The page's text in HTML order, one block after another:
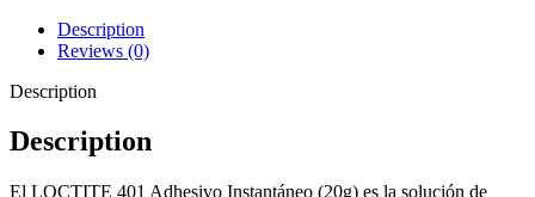
Description
Reviews (0)
Description
Description
El LOCTITE 401 Adhesivo Instantáneo (20g) es la solución de